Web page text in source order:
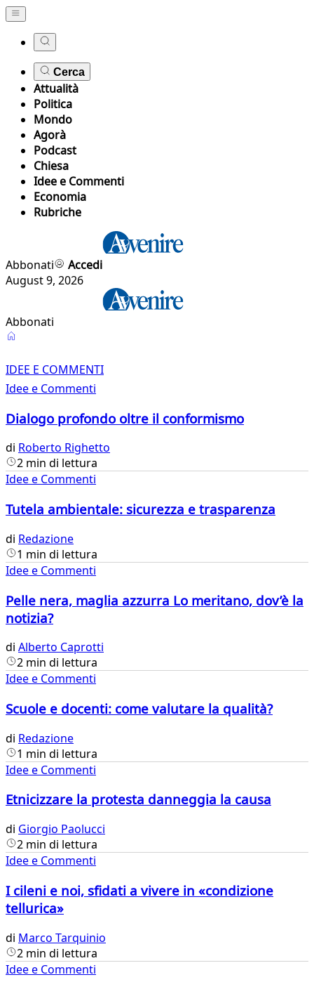
Cerca
Attualità
Politica
Mondo
Agorà
Podcast
Chiesa
Idee e Commenti
Economia
Rubriche
Abbonati
Accedi
August 9, 2026
Abbonati
Idee
e
Commenti
IDEE E COMMENTI
Idee e Commenti
Dialogo profondo oltre il conformismo
di Roberto Righetto
2 min di lettura
Idee e Commenti
Tutela ambientale: sicurezza e trasparenza
di Redazione
1 min di lettura
Idee e Commenti
Pelle nera, maglia azzurra Lo meritano, dov’è la
notizia?
di Alberto Caprotti
2 min di lettura
Idee e Commenti
Scuole e docenti: come valutare la qualità?
di Redazione
1 min di lettura
Idee e Commenti
Etnicizzare la protesta danneggia la causa
di Giorgio Paolucci
2 min di lettura
Idee e Commenti
I cileni e noi, sfidati a vivere in «condizione
tellurica»
di Marco Tarquinio
2 min di lettura
Idee e Commenti